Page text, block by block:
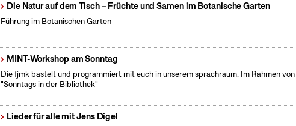
Die Natur auf dem Tisch – Früchte und Samen im Botanische Garten
Führung im Botanischen Garten
MINT-Workshop am Sonntag
Die fjmk bastelt und programmiert mit euch in unserem sprachraum. Im Rahmen von
"Sonntags in der Bibliothek"
Lieder für alle mit Jens Digel